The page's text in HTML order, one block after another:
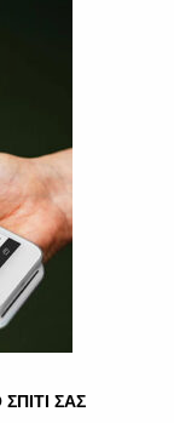
ΣΑΣ